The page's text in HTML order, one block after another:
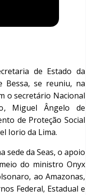
de Estado da
Bessa, se reuniu, na
o secretário Nacional
Miguel Ângelo de
de Proteção Social
Iorio da Lima.
sede da Seas, o apoio
do ministro Onyx
ao Amazonas,
Federal, Estadual e